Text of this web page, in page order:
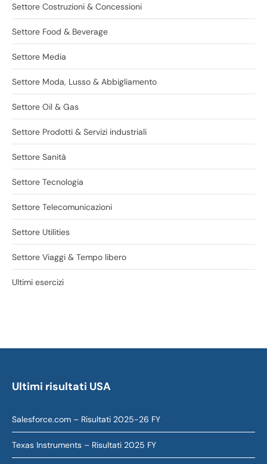
Settore Costruzioni & Concessioni
Settore Food & Beverage
Settore Media
Settore Moda, Lusso & Abbigliamento
Settore Oil & Gas
Settore Prodotti & Servizi industriali
Settore Sanità
Settore Tecnologia
Settore Telecomunicazioni
Settore Utilities
Settore Viaggi & Tempo libero
Ultimi esercizi
Ultimi risultati USA
Salesforce.com – Risultati 2025-26 FY
Texas Instruments – Risultati 2025 FY